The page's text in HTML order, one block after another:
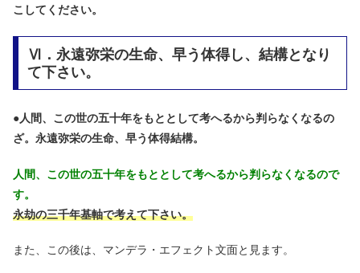
こしてください。
Ⅵ．永遠弥栄の生命、早う体得し、結構となり
て下さい。
●人間、この世の五十年をもととして考へるから判らなくなるの
ざ。永遠弥栄の生命、早う体得結構。
人間、この世の五十年をもととして考へるから判らなくなるので
す。
永劫の三千年基軸で考えて下さい。
また、この後は、マンデラ・エフェクト文面と見ます。